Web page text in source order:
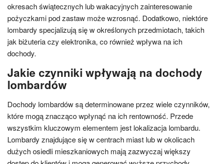
okresach świątecznych lub wakacyjnych zainteresowanie
pożyczkami pod zastaw może wzrosnąć. Dodatkowo, niektóre
lombardy specjalizują się w określonych przedmiotach, takich
jak biżuteria czy elektronika, co również wpływa na ich
dochody.
Jakie czynniki wpływają na dochody
lombardów
Dochody lombardów są determinowane przez wiele czynników,
które mogą znacząco wpłynąć na ich rentowność. Przede
wszystkim kluczowym elementem jest lokalizacja lombardu.
Lombardy znajdujące się w centrach miast lub w okolicach
dużych osiedli mieszkaniowych mają zazwyczaj większy